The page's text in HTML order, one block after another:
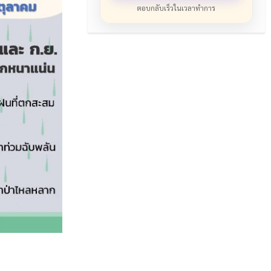
ตอบกลับเร็วในเวลาทำการ